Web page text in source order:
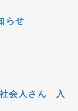
らせ
会人さん 入